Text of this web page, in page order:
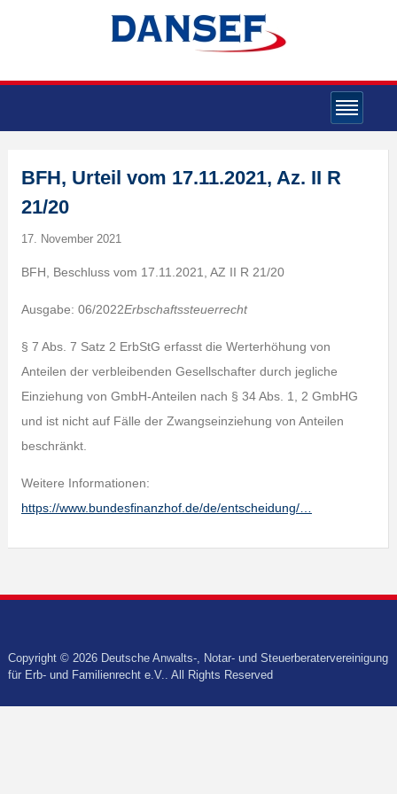
BFH, Urteil vom 17.11.2021, Az. II R
21/20
17. November 2021
BFH, Beschluss vom 17.11.2021, AZ II R 21/20
Ausgabe: 06/2022Erbschaftssteuerrecht
§ 7 Abs. 7 Satz 2 ErbStG erfasst die Werterhöhung von
Anteilen der verbleibenden Gesellschafter durch jegliche
Einziehung von GmbH-Anteilen nach § 34 Abs. 1, 2 GmbHG
und ist nicht auf Fälle der Zwangseinziehung von Anteilen
beschränkt.
Weitere Informationen:
https://www.bundesfinanzhof.de/de/entscheidung/…
Copyright © 2026 Deutsche Anwalts-, Notar- und Steuerberatervereinigung
für Erb- und Familienrecht e.V.. All Rights Reserved